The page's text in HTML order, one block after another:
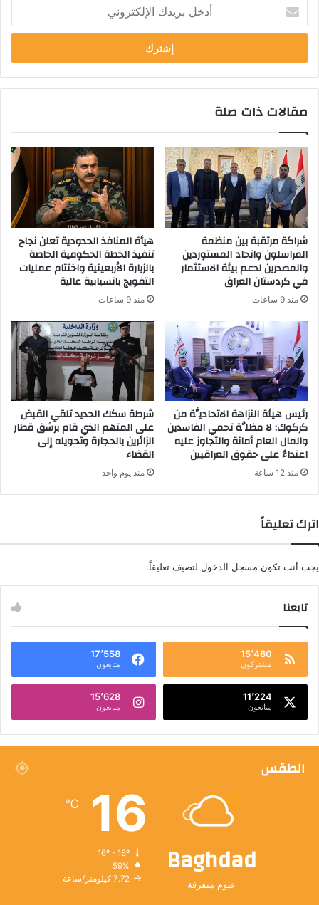
بريدك
الإلكتروني
مقالات ذات صلة
شراكة مرتقبة بين منظمة
المراسلون واتحاد المستوردين
والمصدرين لدعم بيئة الاستثمار
في كردستان العراق
منذ 9 ساعات
هيأة المنافذ الحدودية تعلن نجاح
تنفيذ الخطة الحكومية الخاصة
بالزيارة الأربعينية واختتام عمليات
التفويج بانسيابية عالية
منذ 9 ساعات
رئيس هيئة النزاهة الاتحاديَّة من
كركوك: لا مظلَّة تحمي الفاسدين
والمال العام أمانة والتجاوز عليه
اعتداءٌ على حقوق العراقيين
منذ 12 ساعة
شرطة سكك الحديد تلقي القبض
على المتهم الذي قام برشق قطار
الزائرين بالحجارة وتحويله إلى
القضاء
منذ يوم واحد
اترك تعليقاً
يجب أنت تكون مسجل الدخول لتضيف تعليقاً.
تابعنا
15٬480
مشتركون
17٬558
متابعون
11٬224
متابعون
15٬628
متابعون
الطقس
Baghdad
غيوم متفرقة
16
℃
59%
7.72 كيلومتر/ساعة